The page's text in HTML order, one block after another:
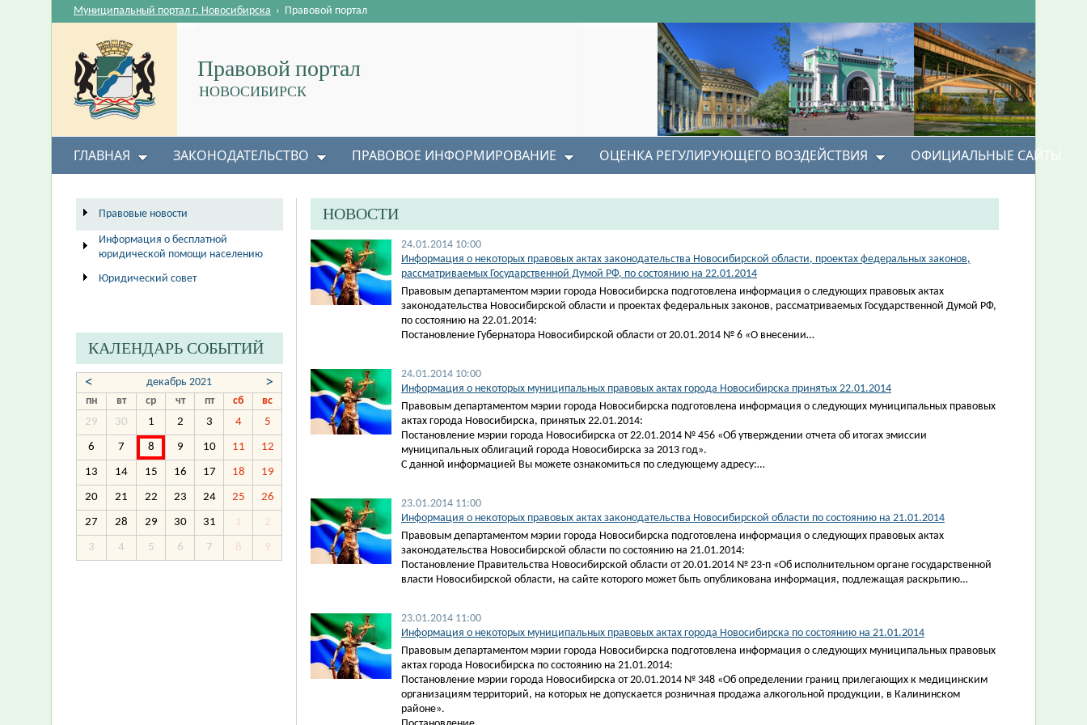
Правовой портал
НОВОСИБИРСК
Муниципальный портал г. Новосибирска › Правовой портал
ГЛАВНАЯ ЗАКОНОДАТЕЛЬСТВО ПРАВОВОЕ ИНФОРМИРОВАНИЕ ОЦЕНКА РЕГУЛИРУЮЩЕГО ВОЗДЕЙСТВИЯ ОФИЦИАЛЬНЫЕ САЙТЫ
НОВОСТИ
24.01.2014 10:00
Информация о некоторых правовых актах законодательства Новосибирской области, проектах федеральных законов,
рассматриваемых Государственной Думой РФ, по состоянию на 22.01.2014
Правовым департаментом мэрии города Новосибирска подготовлена информация о следующих правовых актах
законодательства Новосибирской области и проектах федеральных законов, рассматриваемых Государственной Думой РФ,
по состоянию на 22.01.2014:
Постановление Губернатора Новосибирской области от 20.01.2014 № 6 «О внесении…
24.01.2014 10:00
Информация о некоторых муниципальных правовых актах города Новосибирска принятых 22.01.2014
Правовым департаментом мэрии города Новосибирска подготовлена информация о следующих муниципальных правовых
актах города Новосибирска, принятых 22.01.2014:
Постановление мэрии города Новосибирска от 22.01.2014 № 456 «Об утверждении отчета об итогах эмиссии
муниципальных облигаций города Новосибирска за 2013 год».
С данной информацией Вы можете ознакомиться по следующему адресу:…
23.01.2014 11:00
Информация о некоторых правовых актах законодательства Новосибирской области по состоянию на 21.01.2014
Правовым департаментом мэрии города Новосибирска подготовлена информация о следующих правовых актах
законодательства Новосибирской области по состоянию на 21.01.2014:
Постановление Правительства Новосибирской области от 20.01.2014 № 23-п «Об исполнительном органе государственной
власти Новосибирской области, на сайте которого может быть опубликована информация, подлежащая раскрытию…
23.01.2014 11:00
Информация о некоторых муниципальных правовых актах города Новосибирска по состоянию на 21.01.2014
Правовым департаментом мэрии города Новосибирска подготовлена информация о следующих муниципальных правовых
актах города Новосибирска по состоянию на 21.01.2014:
Постановление мэрии города Новосибирска от 20.01.2014 № 348 «Об определении границ прилегающих к медицинским
организациям территорий, на которых не допускается розничная продажа алкогольной продукции, в Калининском
районе».
Правовые новости
Информация о бесплатной
юридической помощи населению
Юридический совет
КАЛЕНДАРЬ СОБЫТИЙ
< декабрь 2021 >
пн вт ср чт пт сб
вс
29
30 1 2 3 4 5
6 7 8 9 10 11 12
13 14 15 16 17 18 19
20 21 22 23 24 25 26
27 28 29 30 31 1 2
3 4 5 6 7 8 9